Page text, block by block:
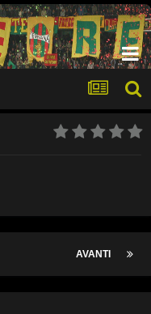
AVANTI